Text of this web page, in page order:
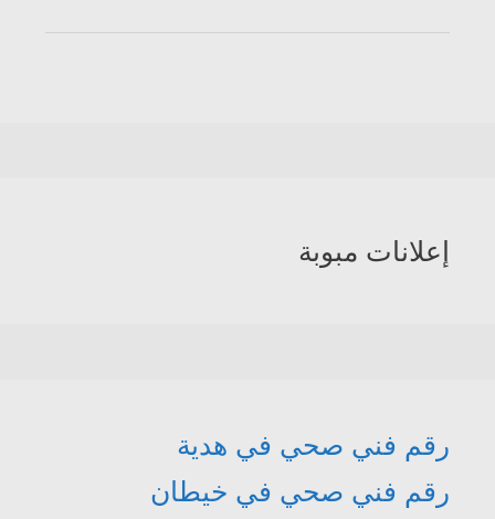
إعلانات مبوبة
رقم فني صحي في هدية
رقم فني صحي في خيطان